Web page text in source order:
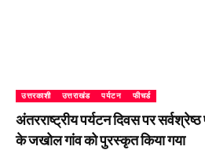
उत्तरकाशी उत्तराखंड पर्यटन फीचर्ड
अंतरराष्ट्रीय पर्यटन दिवस पर सर्वश्रेष्ठ
के जखोल गांव को पुरस्कृत किया गया